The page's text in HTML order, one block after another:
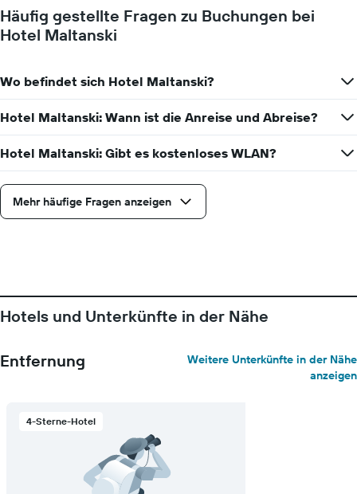
Achse,
die
den
anzeigt.
Häufig gestellte Fragen zu Buchungen bei
Hotel Maltanski
Wo befindet sich Hotel Maltanski?
Hotel Maltanski: Wann ist die Anreise und Abreise?
Hotel Maltanski: Gibt es kostenloses WLAN?
Mehr häufige Fragen anzeigen
Hotels und Unterkünfte in der Nähe
Entfernung
Weitere Unterkünfte in der Nähe
anzeigen
4-Sterne-Hotel